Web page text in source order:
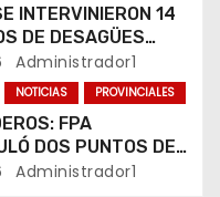
INTERVINIERON 14
DE DESAGÜES
Administrador1
NOTICIAS PROVINCIALES
FPA
DOS PUNTOS DE
TRES
Administrador1